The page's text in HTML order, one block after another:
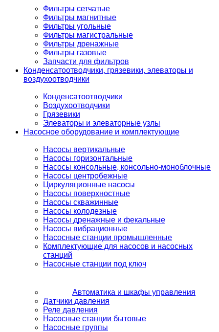
Фильтры сетчатые
Фильтры магнитные
Фильтры угольные
Фильтры магистральные
Фильтры дренажные
Фильтры газовые
Запчасти для фильтров
Конденсатоотводчики, грязевики, элеваторы и
воздухоотводчики
Конденсатоотводчики
Воздухоотводчики
Грязевики
Элеваторы и элеваторные узлы
Насосное оборудование и комплектующие
Насосы вертикальные
Насосы горизонтальные
Насосы консольные, консольно-моноблочные
Насосы центробежные
Циркуляционные насосы
Насосы поверхностные
Насосы скважинные
Насосы колодезные
Насосы дренажные и фекальные
Насосы вибрационные
Насосные станции промышленные
Комплектующие для насосов и насосных
станций
Насосные станции под ключ
Автоматика и шкафы управления
Датчики давления
Реле давления
Насосные станции бытовые
Насосные группы